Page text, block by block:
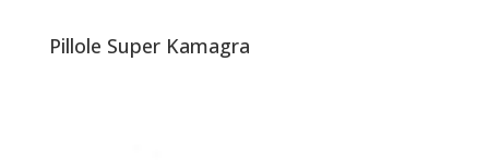
Pillole Super Kamagra